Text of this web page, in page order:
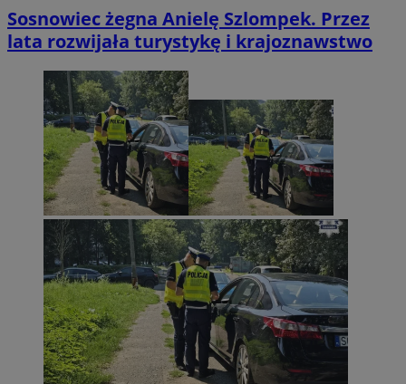
Sosnowiec żegna Anielę Szlompek. Przez
lata rozwijała turystykę i krajoznawstwo